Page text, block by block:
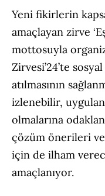
Yeni fikirlerin
amaçlayan zirve
mottosuyla
Zirvesi’24’te
atılmasının
izlenebilir,
olmalarına
çözüm önerileri
için de ilham
amaçlanıyor.